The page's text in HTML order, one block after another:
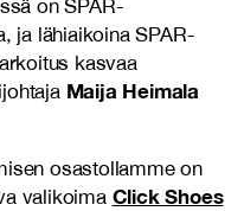
on SPAR-
ja lähiaikoina SPAR-
kasvaa
Maija Heimala
osastollamme on
valikoima Click Shoes